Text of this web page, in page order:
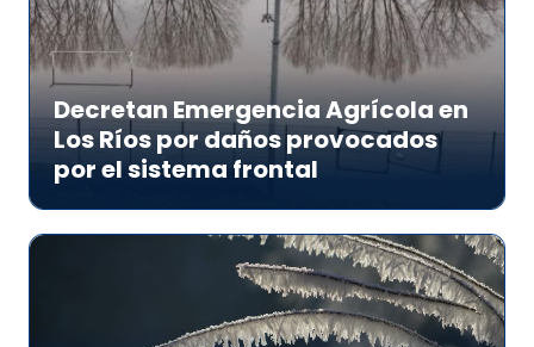
Decretan Emergencia Agrícola en
Los Ríos por daños provocados
por el sistema frontal